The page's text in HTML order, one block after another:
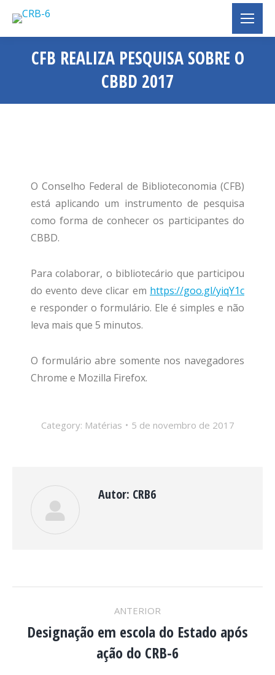
CFB REALIZA PESQUISA SOBRE O
CBBD 2017
Você está aqui:
O Conselho Federal de Biblioteconomia (CFB)
está aplicando um instrumento de pesquisa
como forma de conhecer os participantes do
CBBD.
Para colaborar, o bibliotecário que participou
do evento deve clicar em https://goo.gl/yiqY1c
e responder o formulário. Ele é simples e não
leva mais que 5 minutos.
O formulário abre somente nos navegadores
Chrome e Mozilla Firefox.
Category: Matérias 5 de novembro de 2017
Autor: CRB6
NAVEGAÇÃO
DE
ANTERIOR
Post
anterior:
Designação em escola do Estado após
ação do CRB-6